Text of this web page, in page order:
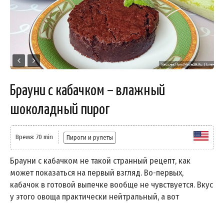
Брауни с кабачком – влажный
шоколадный пирог
Время: 70 min Пироги и рулеты
Брауни с кабачком не такой странный рецепт, как
может показаться на первый взгляд. Во-первых,
кабачок в готовой выпечке вообще не чувствуется. Вкус
у этого овоща практически нейтральный, а вот